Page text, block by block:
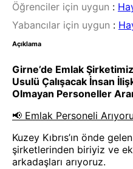
Öğrenciler için uygun :
Yabancılar için uygun :
Açıklama
Girne’de Emlak
Usulü Çalışacak İnsan
Olmayan Personeller
📢 Emlak Personeli
Kuzey Kıbrıs’ın önde
şirketlerinden biriyiz ve
arkadaşları arıyoruz.